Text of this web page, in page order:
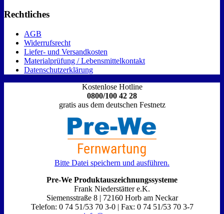
Rechtliches
AGB
Widerrufsrecht
Liefer- und Versandkosten
Materialprüfung / Lebensmittelkontakt
Datenschutzerklärung
Kostenlose Hotline
0800/100 42 28
gratis aus dem deutschen Festnetz
Bitte Datei speichern und ausführen.
Pre-We Produktauszeichnungssysteme
Frank Niederstätter e.K.
Siemensstraße 8 | 72160 Horb am Neckar
Telefon: 0 74 51/53 70 3-0 | Fax: 0 74 51/53 70 3-7